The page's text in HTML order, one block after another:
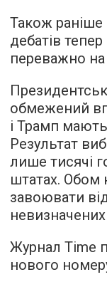
Також раніше
дебатів
переважно
обмежений
і Трамп
Результат
лише тисячі
штатах. Обом
завоювати
Журнал Time
нового